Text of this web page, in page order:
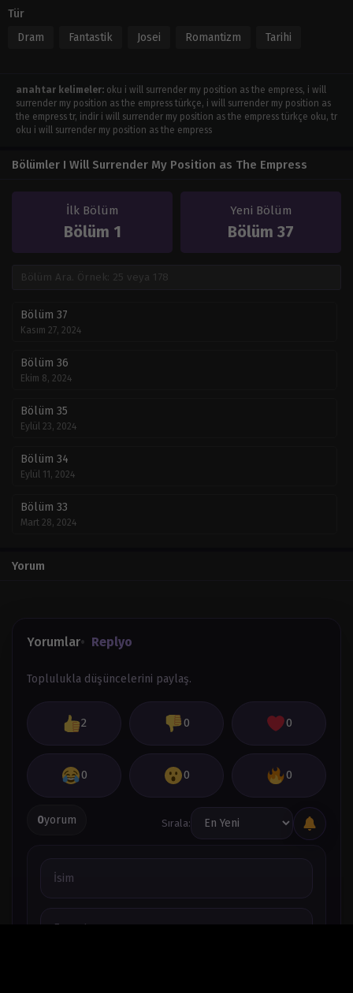
Tür
Dram
Fantastik Josei Romantizm Tarihi
anahtar kelimeler: oku i will surrender my position as the empress, i will
surrender my position as the empress türkçe, i will surrender my position as
the empress tr, indir i will surrender my position as the empress türkçe oku, tr
oku i will surrender my position as the empress
Bölümler I Will Surrender My Position as The Empress
İlk Bölüm
Bölüm 1
Yeni Bölüm
Bölüm 37
Bölüm 37
Kasım 27, 2024
Bölüm 36
Ekim 8, 2024
Bölüm 35
Eylül 23, 2024
Bölüm 34
Eylül 11, 2024
Bölüm 33
Mart 28, 2024
Mart 28, 2024
Bölüm 29
Mart 28, 2024
Bölüm 28
Bölüm 27
Mart 28, 2024
Bölüm 25
Mart 28, 2024
Yorum
Yorumlar Replyo
Toplulukla düşüncelerini paylaş.
0yorum
2 0 0
0 0 0
Sırala: